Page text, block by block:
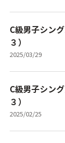
C級男子シン
３）
2025/03/29
C級男子シン
３）
2025/02/25